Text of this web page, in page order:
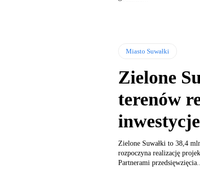
Miasto Suwałki
Zielone
terenów
Zielone Suwałki to 38,4
rozpoczyna realizację
Partnerami przedsięwzięcia...